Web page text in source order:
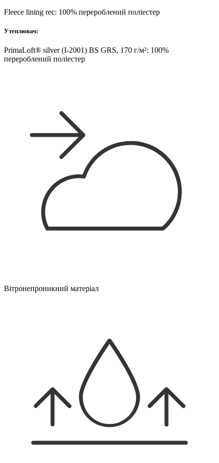
Fleece lining rec: 100% перероблений поліестер
Утеплювач:
PrimaLoft® silver (I-2001) BS GRS, 170 г/м²: 100%
перероблений поліестер
Вітронепроникний матеріал